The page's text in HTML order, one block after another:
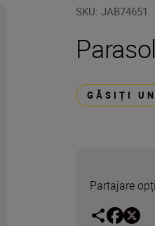
SKU:JAB74651
GĂSIȚI
Partajare